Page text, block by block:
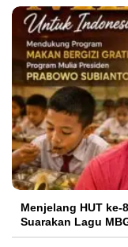
Menjelang HUT ke-
Suarakan Lagu